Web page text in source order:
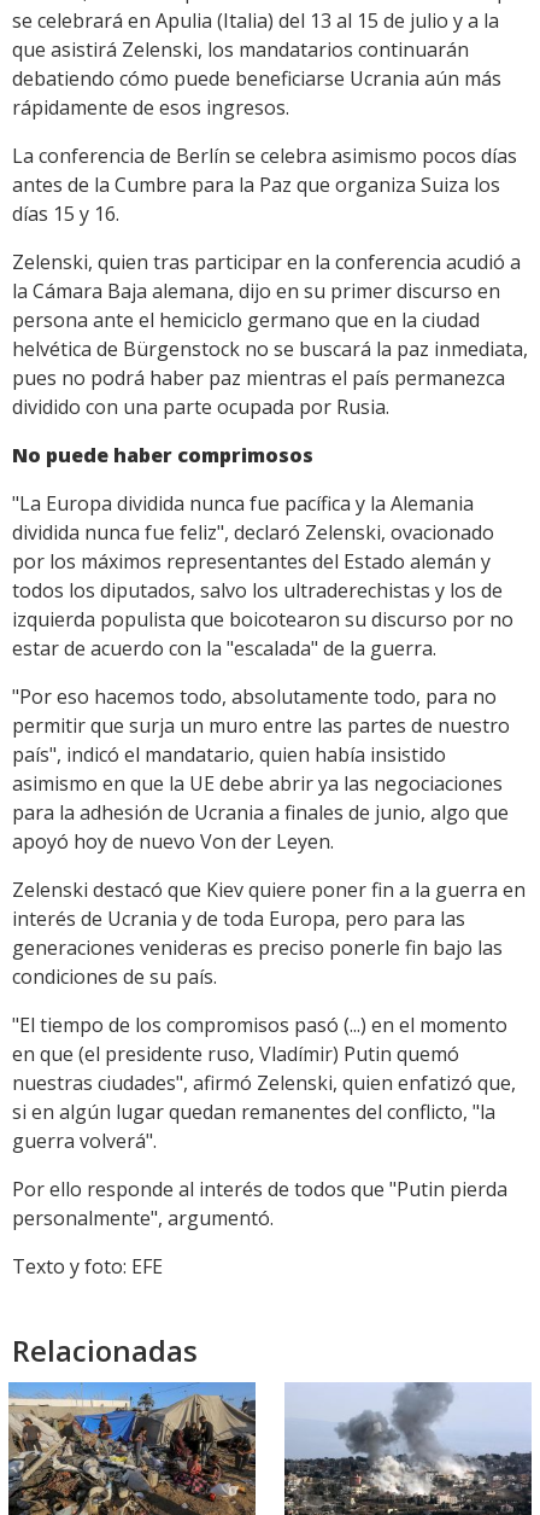
se celebrará en Apulia (Italia) del 13 al 15 de julio y a la
que asistirá Zelenski, los mandatarios continuarán
debatiendo cómo puede beneficiarse Ucrania aún más
rápidamente de esos ingresos.
La conferencia de Berlín se celebra asimismo pocos días
antes de la Cumbre para la Paz que organiza Suiza los
días 15 y 16.
Zelenski, quien tras participar en la conferencia acudió a
la Cámara Baja alemana, dijo en su primer discurso en
persona ante el hemiciclo germano que en la ciudad
helvética de Bürgenstock no se buscará la paz inmediata,
pues no podrá haber paz mientras el país permanezca
dividido con una parte ocupada por Rusia.
No puede haber comprimosos
"La Europa dividida nunca fue pacífica y la Alemania
dividida nunca fue feliz", declaró Zelenski, ovacionado
por los máximos representantes del Estado alemán y
todos los diputados, salvo los ultraderechistas y los de
izquierda populista que boicotearon su discurso por no
estar de acuerdo con la "escalada" de la guerra.
"Por eso hacemos todo, absolutamente todo, para no
permitir que surja un muro entre las partes de nuestro
país", indicó el mandatario, quien había insistido
asimismo en que la UE debe abrir ya las negociaciones
para la adhesión de Ucrania a finales de junio, algo que
apoyó hoy de nuevo Von der Leyen.
Zelenski destacó que Kiev quiere poner fin a la guerra en
interés de Ucrania y de toda Europa, pero para las
generaciones venideras es preciso ponerle fin bajo las
condiciones de su país.
"El tiempo de los compromisos pasó (...) en el momento
en que (el presidente ruso, Vladímir) Putin quemó
nuestras ciudades", afirmó Zelenski, quien enfatizó que,
si en algún lugar quedan remanentes del conflicto, "la
guerra volverá".
Por ello responde al interés de todos que "Putin pierda
personalmente", argumentó.
Texto y foto: EFE
Relacionadas